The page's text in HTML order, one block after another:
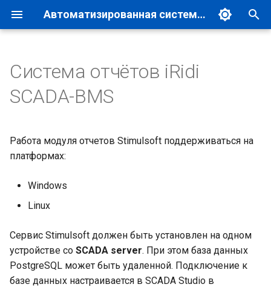
Автоматизированная система управления зданиями и сооружениями
ц
а
ц
и
1. Установка на ПК с
Windows
с ОС Debian 12 / iRidi
SCADA-BMS Сервер
3. Начало работы
3.1. Загрузка файла ключа
Stimulsoft
4. Создание шаблона
Сервер кластера
ЛЭРС
Wiren Board
BOLID
ОБЬ
Презентационные
материалы
Типовые проекты
Архив 2026
God`s Eye
SCADA
Система отчётов iRidi
SCADA-BMS
Работа модуля отчетов Stimulsoft поддерживаться на
платформах:
Windows
Linux
Сервис Stimulsoft должен быть установлен на одном
устройстве со SCADA server. При этом база данных
PostgreSQL может быть удаленной. Подключение к
базе данных настраивается в SCADA Studio в